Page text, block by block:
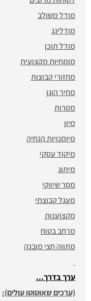
מודל משולב
מודלינג
מודל תוכן
מומחיות מקצועית
מחזורי קבוצות
מחיר הוגן
מטרות
מיון
מיומנויות הנחיה
מיקוד עסקי
מיתוג
מסר שיווקי
מעגל קבוצתי
מקצוענות
מרחב בטוח
מתווה חצי מובנה
ערך בדרך...
(ערכים שאוטוטו עולים):